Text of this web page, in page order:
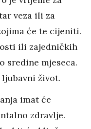
veza ili za
će te cijeniti.
ili zajedničkih
sredine mjeseca.
život.
imat će
zdravlje.